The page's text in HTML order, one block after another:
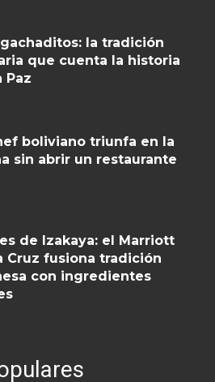
la tradición
que cuenta la historia
Paz
boliviano triunfa en la
sin abrir un restaurante
de Izakaya: el Marriott
Cruz fusiona tradición
con ingredientes